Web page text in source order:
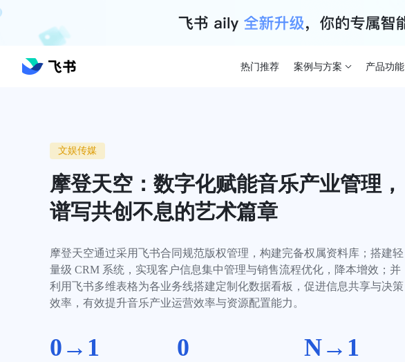
热门推荐 案例与方案 产品功能
文娱传媒
摩登天空：数字化赋能音乐产业管理，
谱写共创不息的艺术篇章
摩登天空通过采用飞书合同规范版权管理，构建完备权属资料库；搭建轻
量级 CRM 系统，实现客户信息集中管理与销售流程优化，降本增效；并
利用飞书多维表格为各业务线搭建定制化数据看板，促进信息共享与决策
效率，有效提升音乐产业运营效率与资源配置能力。
0→1 0 N→1